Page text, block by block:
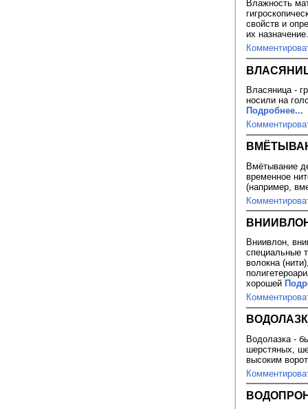
Влажность
свойств и
их
Власяница -
носили на
Подробнее...
Вмётывание
временное
(например,
Вниивлон,
специальные
волокна
хорошей
Водолазка -
шерстяных,
высоким